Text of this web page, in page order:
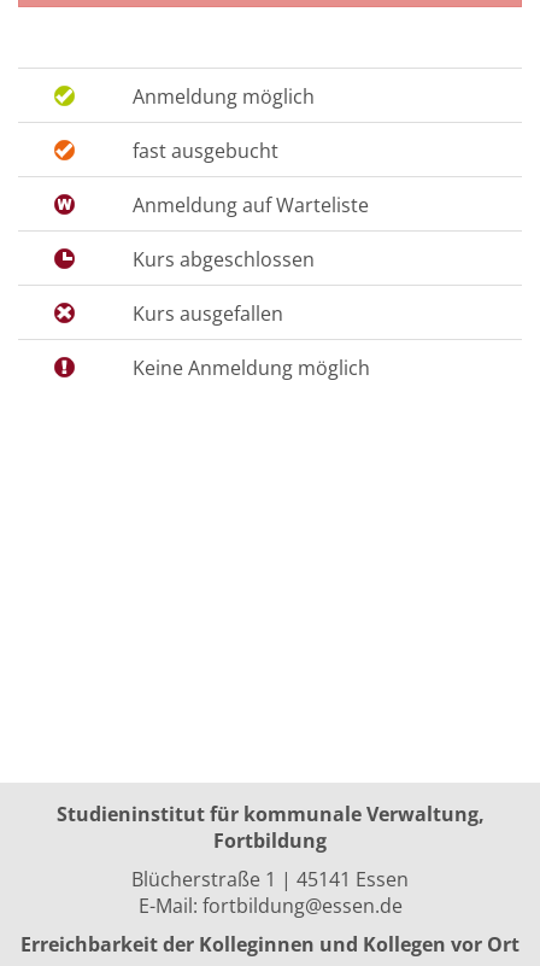
Anmeldung möglich
fast ausgebucht
Anmeldung auf Warteliste
Kurs abgeschlossen
Kurs ausgefallen
Keine Anmeldung möglich
Studieninstitut für kommunale Verwaltung,
Fortbildung
Blücherstraße 1 | 45141 Essen
E-Mail: fortbildung@essen.de
Erreichbarkeit der Kolleginnen und Kollegen vor Ort